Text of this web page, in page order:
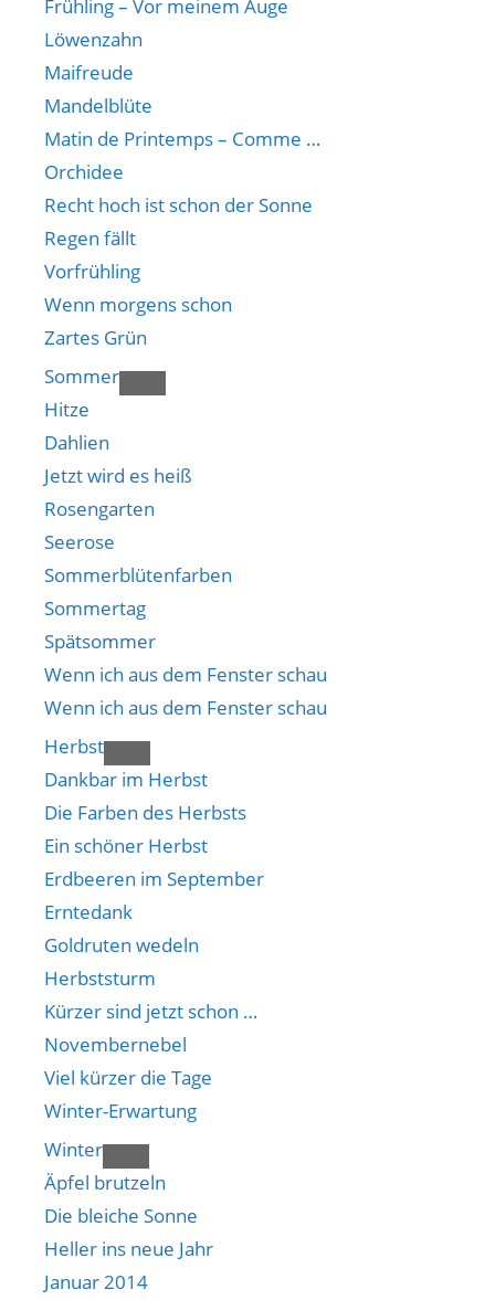
Frühling – Vor meinem Auge
Löwenzahn
Maifreude
Mandelblüte
Matin de Printemps – Comme …
Orchidee
Recht hoch ist schon der Sonne
Regen fällt
Vorfrühling
Wenn morgens schon
Zartes Grün
Sommer
Hitze
Dahlien
Jetzt wird es heiß
Rosengarten
Seerose
Sommerblütenfarben
Sommertag
Spätsommer
Wenn ich aus dem Fenster schau
Wenn ich aus dem Fenster schau
Herbst
Dankbar im Herbst
Die Farben des Herbsts
Ein schöner Herbst
Erdbeeren im September
Erntedank
Goldruten wedeln
Herbststurm
Kürzer sind jetzt schon …
Novembernebel
Viel kürzer die Tage
Winter-Erwartung
Winter
Äpfel brutzeln
Die bleiche Sonne
Heller ins neue Jahr
Januar 2014